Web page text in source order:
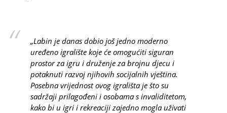
„Labin je danas dobio još jedno moderno
uređeno igralište koje će omogućiti siguran
prostor za igru i druženje za brojnu djecu i
potaknuti razvoj njihovih socijalnih vještina.
Posebna vrijednost ovog igrališta je što su
sadržaji prilagođeni i osobama s invaliditetom,
kako bi u igri i rekreaciji zajedno mogla uživati